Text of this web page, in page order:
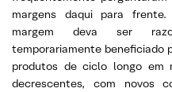
margens daqui para
margem deva ser
temporariamente beneficiado
produtos de ciclo longo em
decrescentes, com novos